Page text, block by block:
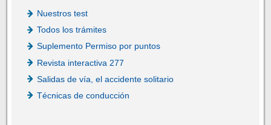
Nuestros test
Todos los trámites
Suplemento Permiso por puntos
Revista interactiva 277
Salidas de vía, el accidente solitario
Técnicas de conducción